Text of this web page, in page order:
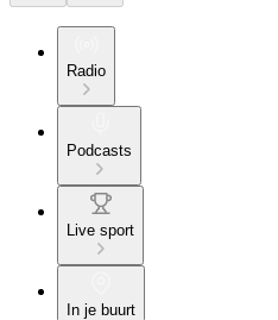
Radio
Podcasts
Live sport
In je buurt